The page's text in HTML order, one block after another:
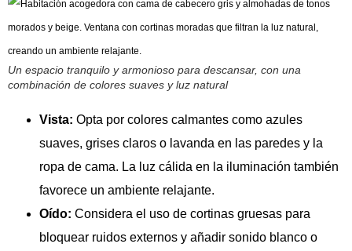
Un espacio tranquilo y armonioso para descansar, con una
combinación de colores suaves y luz natural
Vista: Opta por colores calmantes como azules
suaves, grises claros o lavanda en las paredes y la
ropa de cama. La luz cálida en la iluminación también
favorece un ambiente relajante.
Oído: Considera el uso de cortinas gruesas para
bloquear ruidos externos y añadir sonido blanco o